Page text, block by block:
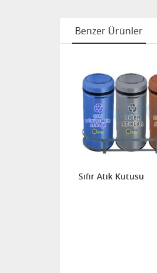
Benzer Ürünler
Sıfır Atık Kutusu